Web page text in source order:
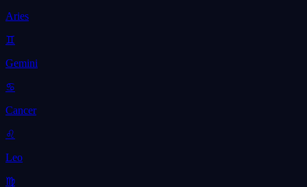
Aries
♊
Gemini
♋
Cancer
♌
Leo
♍